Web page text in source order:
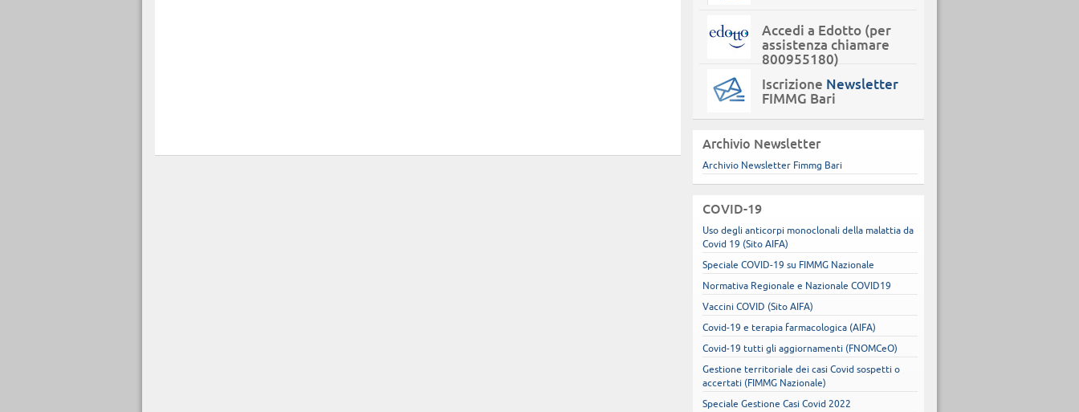
Accedi a Edotto (per
assistenza chiamare
800955180)
Iscrizione Newsletter
FIMMG Bari
Archivio Newsletter
Archivio Newsletter Fimmg Bari
COVID-19
Uso degli anticorpi monoclonali della malattia da
Covid 19 (Sito AIFA)
Speciale COVID-19 su FIMMG Nazionale
Normativa Regionale e Nazionale COVID19
Vaccini COVID (Sito AIFA)
Covid-19 e terapia farmacologica (AIFA)
Covid-19 tutti gli aggiornamenti (FNOMCeO)
Gestione territoriale dei casi Covid sospetti o
accertati (FIMMG Nazionale)
Speciale Gestione Casi Covid 2022